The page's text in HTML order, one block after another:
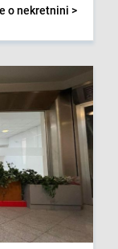
o nekretnini >